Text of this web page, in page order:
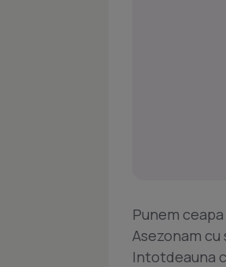
Punem
Asezonam
Intotdeauna